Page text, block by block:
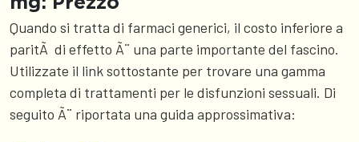
Quando si tratta di farmaci generici, il costo inferiore a
paritÃ di effetto Ã¨ una parte importante del fascino.
Utilizzate il link sottostante per trovare una gamma
completa di trattamenti per le disfunzioni sessuali. Di
seguito Ã¨ riportata una guida approssimativa: